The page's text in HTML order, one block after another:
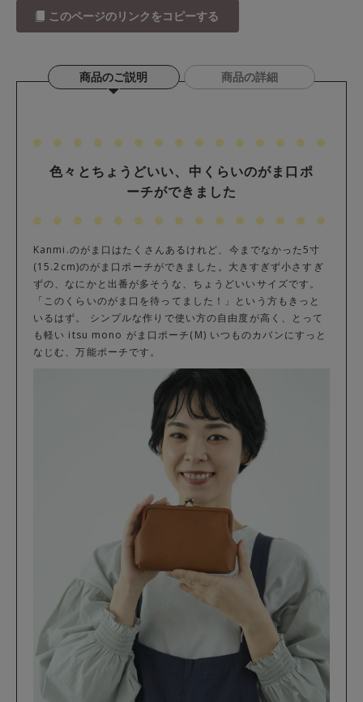
このページのリンクをコピーする
商品のご説明 商品の詳細
色々とちょうどいい、中くらいのがま口ポ
ーチができました
Kanmi.のがま口はたくさんあるけれど、今までなかった5寸
(15.2cm)のがま口ポーチができました。大きすぎず小さすぎ
ずの、なにかと出番が多そうな、ちょうどいいサイズです。
「このくらいのがま口を待ってました！」という方もきっと
いるはず。 シンプルな作りで使い方の自由度が高く、とって
も軽い itsu mono がま口ポーチ(M) いつものカバンにすっと
なじむ、万能ポーチです。